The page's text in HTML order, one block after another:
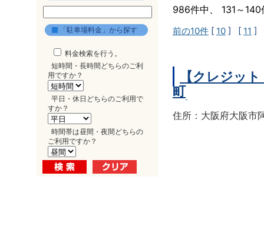
「駐車場料金」から探す
料金検索を行う。
短時間・長時間どちらのご利
用ですか？
平日・休日どちらのご利用で
すか？
時間帯は昼間・夜間どちらの
ご利用ですか？
986件中、 131～
前の10件 [ 10 ] [ 11 ]
【クレジッ
町
住所：大阪府大阪市